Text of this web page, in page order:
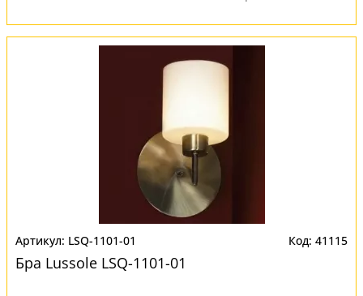
LSQ-1101-01 41115
Бра Lussole LSQ-1101-01